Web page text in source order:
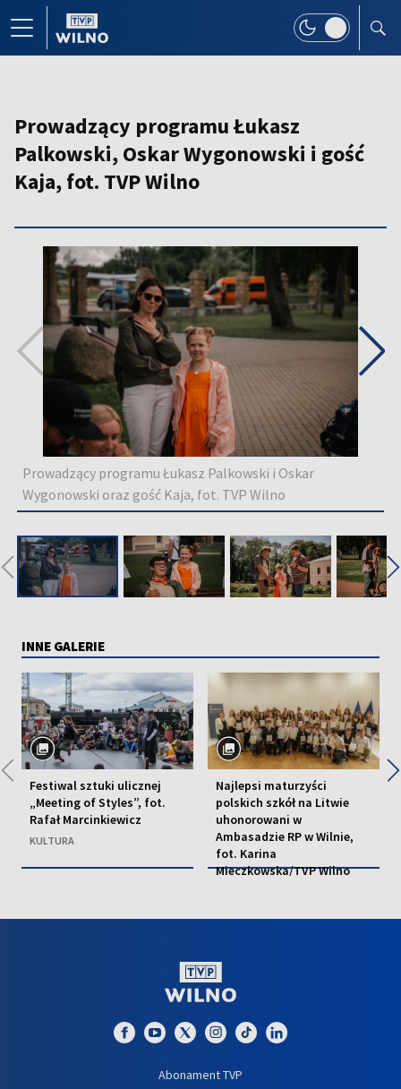
Prowadzący programu Łukasz
Palkowski, Oskar Wygonowski i gość
Kaja, fot. TVP Wilno
Prowadzący programu Łukasz Palkowski i Oskar
Wygonowski oraz gość Kaja, fot. TVP Wilno
◀ ▶
INNE GALERIE
Festiwal sztuki ulicznej
„Meeting of Styles”, fot.
Rafał Marcinkiewicz
KULTURA
Najlepsi maturzyści
polskich szkół na Litwie
uhonorowani w
Ambasadzie RP w Wilnie,
fot. Karina
Mieczkowska/TVP Wilno
◀ ▶
Abonament TVP